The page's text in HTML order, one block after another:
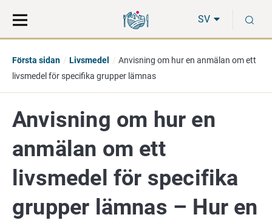
direkt
till
på
hela
SV
Första sidan Livsmedel
Anvisning om hur en anmälan om ett
livsmedel för specifika grupper lämnas
Anvisning om hur en
anmälan om ett
livsmedel för specifika
grupper lämnas – Hur en